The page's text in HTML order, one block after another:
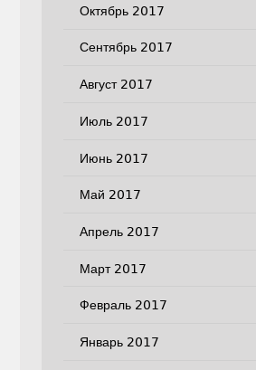
Октябрь 2017
Сентябрь 2017
Август 2017
Июль 2017
Июнь 2017
Май 2017
Апрель 2017
Март 2017
Февраль 2017
Январь 2017